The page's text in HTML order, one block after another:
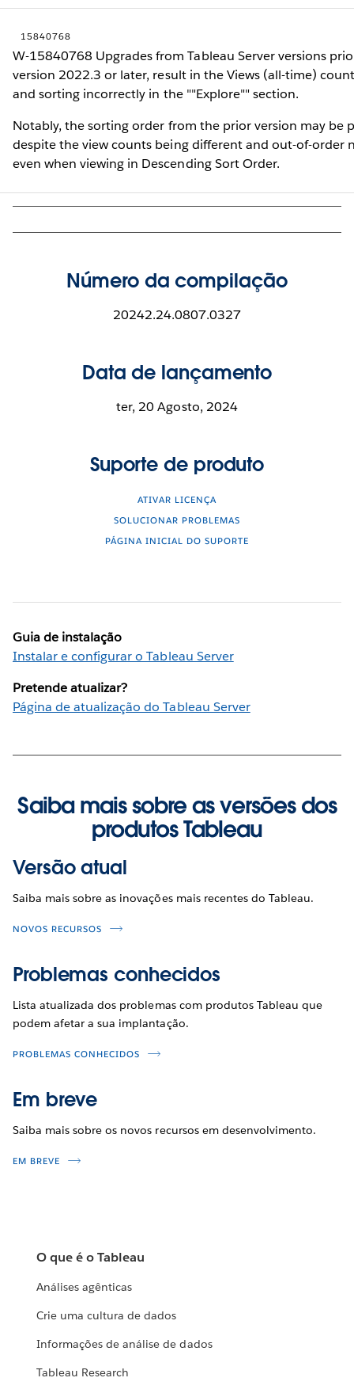
15840768
W-15840768 Upgrades from Tableau Server versions
version 2022.3 or later, result in the Views (all-time)
and sorting incorrectly in the ""Explore"" section.
Notably, the sorting order from the prior version may be
despite the view counts being different and out-of-order
even when viewing in Descending Sort Order.
Número da compilação
20242.24.0807.0327
Data de lançamento
ter, 20 Agosto, 2024
Suporte de produto
ATIVAR LICENÇA
SOLUCIONAR PROBLEMAS
PÁGINA INICIAL DO SUPORTE
Guia de instalação
Instalar e configurar o Tableau Server
Pretende atualizar?
Página de atualização do Tableau Server
Saiba mais sobre as versões dos
produtos Tableau
Versão atual
Saiba mais sobre as inovações mais recentes do Tableau.
NOVOS RECURSOS
Problemas conhecidos
Lista atualizada dos problemas com produtos Tableau que
podem afetar a sua implantação.
PROBLEMAS CONHECIDOS
Em breve
Saiba mais sobre os novos recursos em desenvolvimento.
EM BREVE
O que é o Tableau
Análises agênticas
Crie uma cultura de dados
Informações de análise de dados
Tableau Research